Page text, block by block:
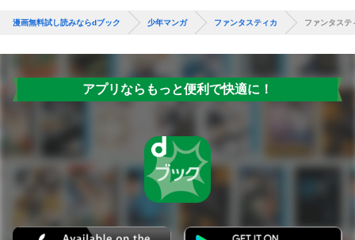
漫画無料試し読みならdブック 少年マンガ ファンタスティカ ファンタステ
アプリならもっと便利で快適に！